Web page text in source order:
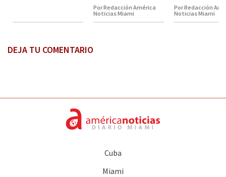
Por Redacción América
Noticias Miami
Por Redacción
Noticias Miami
DEJA TU COMENTARIO
Cuba
Miami